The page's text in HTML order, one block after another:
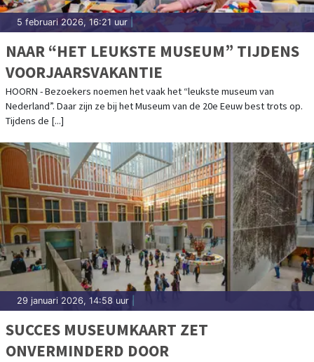
5 februari 2026, 16:21 uur
NAAR “HET LEUKSTE MUSEUM” TIJDENS
VOORJAARSVAKANTIE
HOORN - Bezoekers noemen het vaak het “leukste museum van
Nederland”. Daar zijn ze bij het Museum van de 20e Eeuw best trots op.
Tijdens de [...]
29 januari 2026, 14:58 uur
SUCCES MUSEUMKAART ZET
ONVERMINDERD DOOR